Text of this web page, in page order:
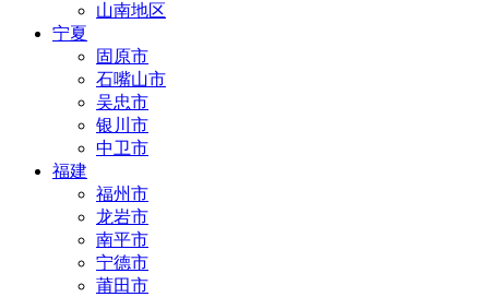
山南地区
宁夏
固原市
石嘴山市
吴忠市
银川市
中卫市
福建
福州市
龙岩市
南平市
宁德市
莆田市